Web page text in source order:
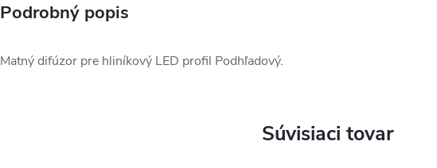
Podrobný popis
Matný difúzor pre hliníkový LED profil Podhľadový.
Súvisiaci tovar